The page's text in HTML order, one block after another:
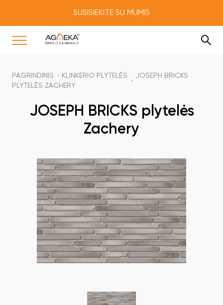
SUSISIEKITE SU MUMIS
PAGRINDINIS KLINKERIO PLYTELĖS
JOSEPH BRICKS
PLYTELĖS ZACHERY
JOSEPH BRICKS plytelės
Zachery